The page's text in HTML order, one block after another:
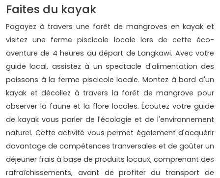
Faites du kayak
Pagayez à travers une forêt de mangroves en kayak et
visitez une ferme piscicole locale lors de cette éco-
aventure de 4 heures au départ de Langkawi. Avec votre
guide local, assistez à un spectacle d'alimentation des
poissons à la ferme piscicole locale. Montez à bord d'un
kayak et décollez à travers la forêt de mangrove pour
observer la faune et la flore locales. Écoutez votre guide
de kayak vous parler de l'écologie et de l'environnement
naturel. Cette activité vous permet également d'acquérir
davantage de compétences tranversales et de goûter un
déjeuner frais à base de produits locaux, comprenant des
rafraîchissements, avant de profiter du transport de